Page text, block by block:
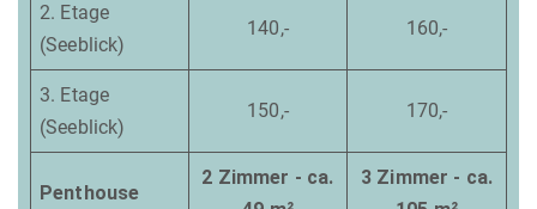
2. Etage
(Seeblick)
140,- 160,-
3. Etage
(Seeblick)
150,- 170,-
Penthouse
2 Zimmer - ca.
3 Zimmer - ca.